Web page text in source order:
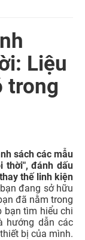
Liệu
trong
sách các mẫu
thời", đánh dấu
thế linh kiện
đang sở hữu
đã nằm trong
bạn tìm hiểu chi
hướng dẫn các
bị của mình.